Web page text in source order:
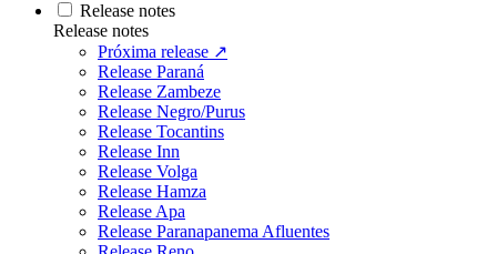
Release notes
Release notes
Próxima release ↗
Release Paraná
Release Zambeze
Release Negro/Purus
Release Tocantins
Release Inn
Release Volga
Release Hamza
Release Apa
Release Paranapanema Afluentes